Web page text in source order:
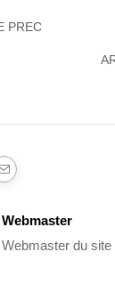
PREC
Webmaster
Webmaster du